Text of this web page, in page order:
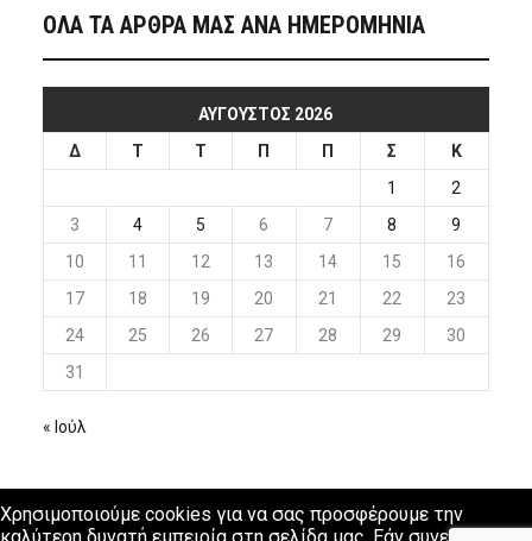
ΟΛΑ ΤΑ ΑΡΘΡΑ ΜΑΣ ΑΝΑ ΗΜΕΡΟΜΗΝΙΑ
ΑΎΓΟΥΣΤΟΣ 2026
Δ
Τ Τ Π Π Σ
Κ
1
2
3
4 5 6 7 8
9
10
11 12 13 14 15
16
17
18 19 20 21 22
23
24
25 26 27 28 29
30
31
« Ιούλ
Χρησιμοποιούμε cookies για να σας προσφέρουμε την
καλύτερη δυνατή εμπειρία στη σελίδα μας. Εάν συνεχίσετε να